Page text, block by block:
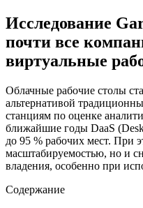
Исследование
почти все
виртуальные
Облачные рабочие столы
альтернативой
станциям по оценке
ближайшие годы DaaS
до 95 % рабочих мест. При
масштабируемостью, но и
владения, особенно при
Содержание